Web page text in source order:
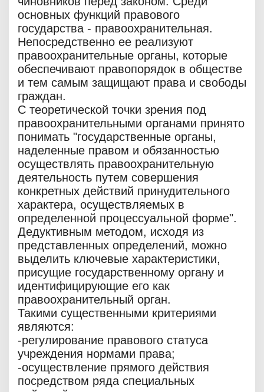
основных функций правового
государства - правоохранительная.
Непосредственно ее реализуют
правоохранительные органы, которые
обеспечивают правопорядок в обществе
и тем самым защищают права и свободы
граждан.
С теоретической точки зрения под
правоохранительными органами принято
понимать "государственные органы,
наделенные правом и обязанностью
осуществлять правоохранительную
деятельность путем совершения
конкретных действий принудительного
характера, осуществляемых в
определенной процессуальной форме".
Дедуктивным методом, исходя из
представленных определений, можно
выделить ключевые характеристики,
присущие государственному органу и
идентифицирующие его как
правоохранительный орган.
Такими существенными критериями
являются:
-регулирование правового статуса
учреждения нормами права;
-осуществление прямого действия
посредством ряда специальных